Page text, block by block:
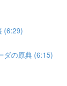
(6:29)
ダの原典 (6:15)